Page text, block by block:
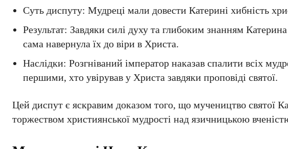
Суть диспуту: Мудреці мали довести Катерині хибність
Результат: Завдяки силі духу та глибоким знанням
сама навернула їх до віри в Христа.
Наслідки: Розгніваний імператор наказав спалити всіх
першими, хто увірував у Христа завдяки проповіді святої.
Цей диспут є яскравим доказом того, що мучеництво святої
торжеством християнської мудрості над язичницькою